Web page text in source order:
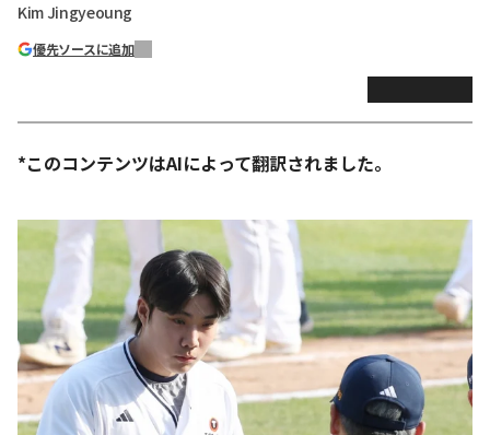
Kim Jingyeoung
優先ソースに追加
*このコンテンツはAIによって翻訳されました。